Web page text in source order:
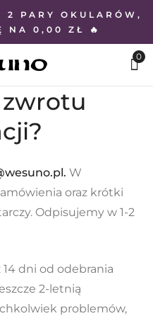
2 PARY OKULARÓW,
NA 0,00 ZŁ 🔥
0
W
oraz krótki
Odpisujemy w 1-2
dni od odebrania
2-letnią
problemów,